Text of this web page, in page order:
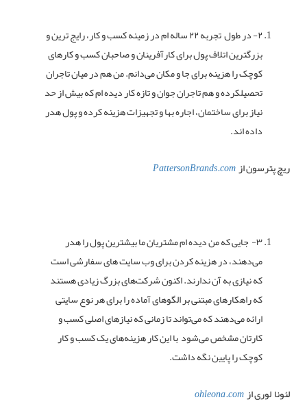
۲- در طول تجربه ۲۲ ساله ام در زمینه کسب و کار، رایج ترین و
بزرگترین اتلاف پول برای کارآفرینان و صاحبان کسب و کارهای
کوچک را هزینه برای جا و مکان می‌دانم. من هم در میان تاجران
تحصیلکرده و هم تاجران جوان و تازه کار دیده ام که بیش از حد
نیاز برای ساختمان، اجاره بها و تجهیزات هزینه کرده و پول هدر
داده اند.
ریچ پترسون ازPattersonBrands.com
۳- جایی که من دیده ام مشتریان ما بیشترین پول را هدر
می‌دهند، در هزینه کردن برای وب سایت های سفارشی است
که نیازی به آن ندارند. اکنون شرکت‌های بزرگ زیادی هستند
که راهکارهای مبتنی بر الگوهای آماده را برای هر نوع سایتی
ارائه می‌دهند که می‌تواند تا زمانی که نیازهای اصلی کسب و
کارتان مشخص می‌شود با این کار هزینه‌های یک کسب و کار
کوچک را پایین نگه داشت.
لئونا لوری ازohleona.com